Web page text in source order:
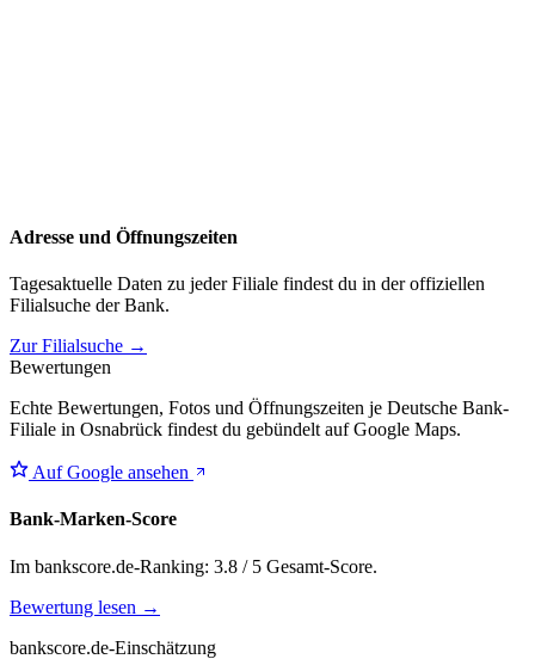
Adresse und Öffnungszeiten
Tagesaktuelle Daten zu jeder Filiale findest du in der offiziellen
Filialsuche der Bank.
Zur Filialsuche →
Bewertungen
Echte Bewertungen, Fotos und Öffnungszeiten je Deutsche Bank-
Filiale in Osnabrück findest du gebündelt auf Google Maps.
Auf Google ansehen
Bank-Marken-Score
Im bankscore.de-Ranking: 3.8 / 5 Gesamt-Score.
Bewertung lesen →
bankscore.de-Einschätzung